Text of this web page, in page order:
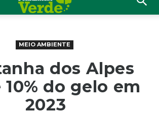
MEIO AMBIENTE
dos Alpes
do gelo em
2023